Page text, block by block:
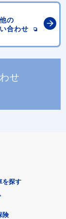
の
合わせ
せ
を探す
険